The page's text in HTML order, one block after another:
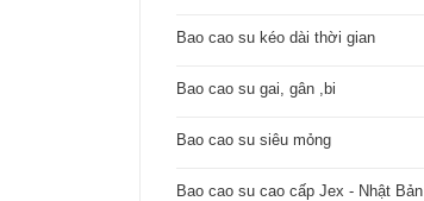
Bao cao su kéo dài thời gian
Bao cao su gai, gân ,bi
Bao cao su siêu mỏng
Bao cao su cao cấp Jex - Nhật Bản